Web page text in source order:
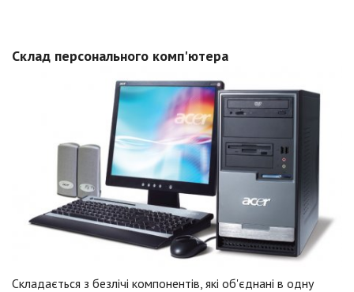
Склад персонального комп'ютера
Складається з безлічі компонентів, які об'єднані в одну